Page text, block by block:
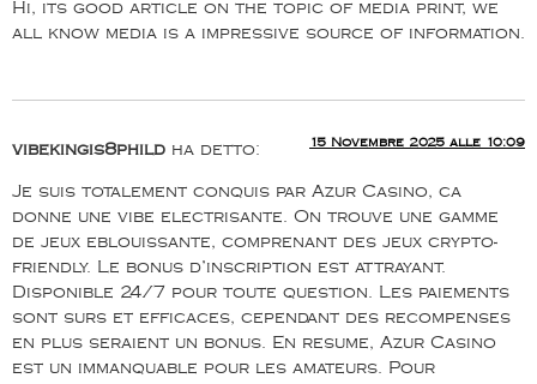
Hi, its good article on the topic of media print, we
all know media is a impressive source of information.
vibekingis8phild ha detto: 15 Novembre 2025 alle 10:09
Je suis totalement conquis par Azur Casino, ca
donne une vibe electrisante. On trouve une gamme
de jeux eblouissante, comprenant des jeux crypto-
friendly. Le bonus d’inscription est attrayant.
Disponible 24/7 pour toute question. Les paiements
sont surs et efficaces, cependant des recompenses
en plus seraient un bonus. En resume, Azur Casino
est un immanquable pour les amateurs. Pour